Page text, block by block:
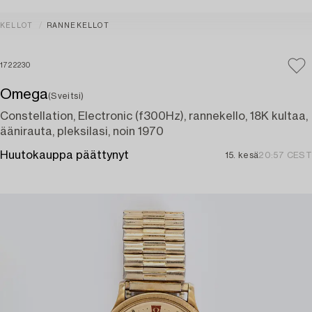
KELLOT RANNEKELLOT
1722230
Omega(Sveitsi)
Constellation, Electronic (f300Hz), rannekello, 18K kultaa,
äänirauta, pleksilasi, noin 1970
Huutokauppa päättynyt 15. kesä20:57 CEST